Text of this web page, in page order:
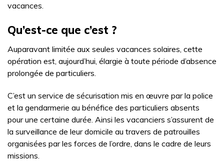
vacances.
Qu’est-ce que c’est ?
Auparavant limitée aux seules vacances solaires, cette
opération est, aujourd’hui, élargie à toute période d’absence
prolongée de particuliers.
C’est un service de sécurisation mis en œuvre par la police
et la gendarmerie au bénéfice des particuliers absents
pour une certaine durée. Ainsi les vacanciers s’assurent de
la surveillance de leur domicile au travers de patrouilles
organisées par les forces de l’ordre, dans le cadre de leurs
missions.